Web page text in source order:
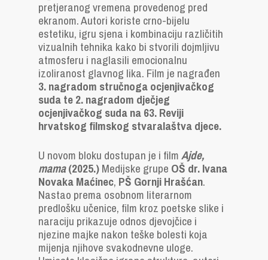
pretjeranog vremena provedenog pred
ekranom. Autori koriste crno-bijelu
estetiku, igru sjena i kombinaciju različitih
vizualnih tehnika kako bi stvorili dojmljivu
atmosferu i naglasili emocionalnu
izoliranost glavnog lika. Film je nagrađen
3. nagradom stručnoga ocjenjivačkog
suda te 2. nagradom dječjeg
ocjenjivačkog suda na 63. Reviji
hrvatskog filmskog stvaralaštva djece.
U novom bloku dostupan je i filmAjde,
mama(2025.)Medijske grupe OŠ dr. Ivana
Novaka Maćinec, PŠ Gornji Hrašćan.
Nastao prema osobnom literarnom
predlošku učenice, film kroz poetske slike i
naraciju prikazuje odnos djevojčice i
njezine majke nakon teške bolesti koja
mijenja njihove svakodnevne uloge.